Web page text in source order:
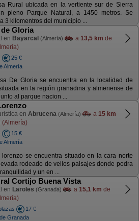
Rural ubicada en la vertiente sur de Sierra
pleno Parque Natural, a 1450 metros. Se
3 kilomentros del municipio ...
Gloria
en Bayarcal (Almería) a 13,5 km de
25 €
Almería
De Gloria se encuentra en la localidad de
en la región granadina y almeriense de
al parque nacion ...
en Abrucena (Almería) a 15 km
(Almería)
15 €
Almería
lorenzo se encuentra situado en la cara norte
rodeado de vellos paisajes donde podra
y un en ...
Cortijo Buena Vista
en Laroles (Granada) a 15,1 km de
17 €
Granada